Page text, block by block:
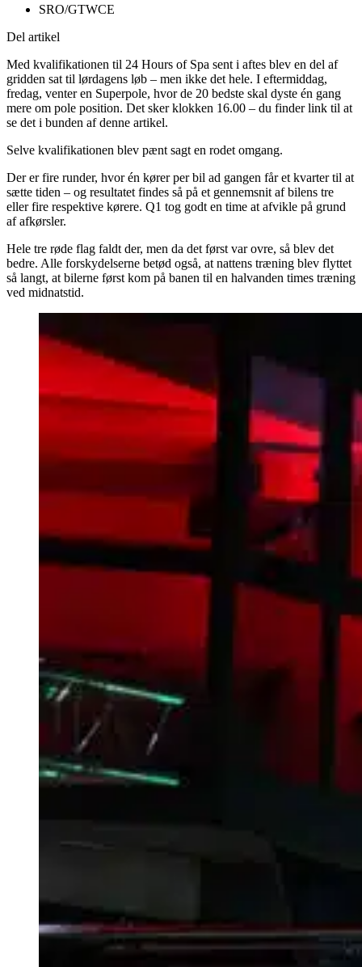
SRO/GTWCE
Del artikel
Med kvalifikationen til 24 Hours of Spa sent i aftes blev en del af
gridden sat til lørdagens løb – men ikke det hele. I eftermiddag,
fredag, venter en Superpole, hvor de 20 bedste skal dyste én gang
mere om pole position. Det sker klokken 16.00 – du finder link til at
se det i bunden af denne artikel.
Selve kvalifikationen blev pænt sagt en rodet omgang.
Der er fire runder, hvor én kører per bil ad gangen får et kvarter til at
sætte tiden – og resultatet findes så på et gennemsnit af bilens tre
eller fire respektive kørere. Q1 tog godt en time at afvikle på grund
af afkørsler.
Hele tre røde flag faldt der, men da det først var ovre, så blev det
bedre. Alle forskydelserne betød også, at nattens træning blev flyttet
så langt, at bilerne først kom på banen til en halvanden times træning
ved midnatstid.